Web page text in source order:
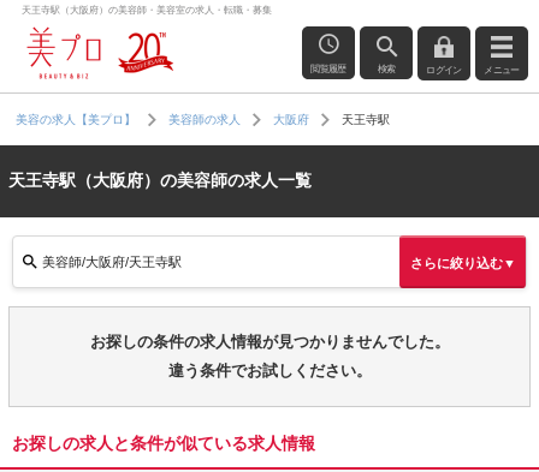
天王寺駅（大阪府）の美容師・美容室の求人・転職・募集
閲覧履歴 検索 ログイン メニュー
美容の求人【美プロ】 美容師の求人 大阪府 天王寺駅
天王寺駅（大阪府）の美容師の求人一覧
美容師/大阪府/天王寺駅 さらに絞り込む▼
お探しの条件の求人情報が見つかりませんでした。
違う条件でお試しください。
お探しの求人と条件が似ている求人情報